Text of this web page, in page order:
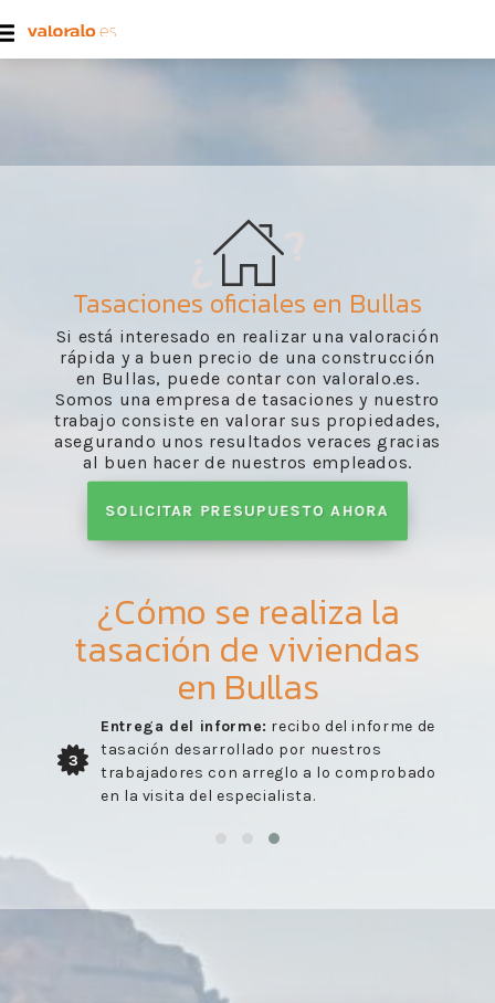
Tasaciones oficiales en Bullas
Si está interesado en realizar una valoración
rápida y a buen precio de una construcción
en Bullas, puede contar con valoralo.es.
Somos una empresa de tasaciones y nuestro
trabajo consiste en valorar sus propiedades,
asegurando unos resultados veraces gracias
al buen hacer de nuestros empleados.
SOLICITAR PRESUPUESTO AHORA
¿Cómo se realiza la
tasación de viviendas
en Bullas
3
Entrega del informe: recibo del informe de
tasación desarrollado por nuestros
trabajadores con arreglo a lo comprobado
en la visita del especialista.